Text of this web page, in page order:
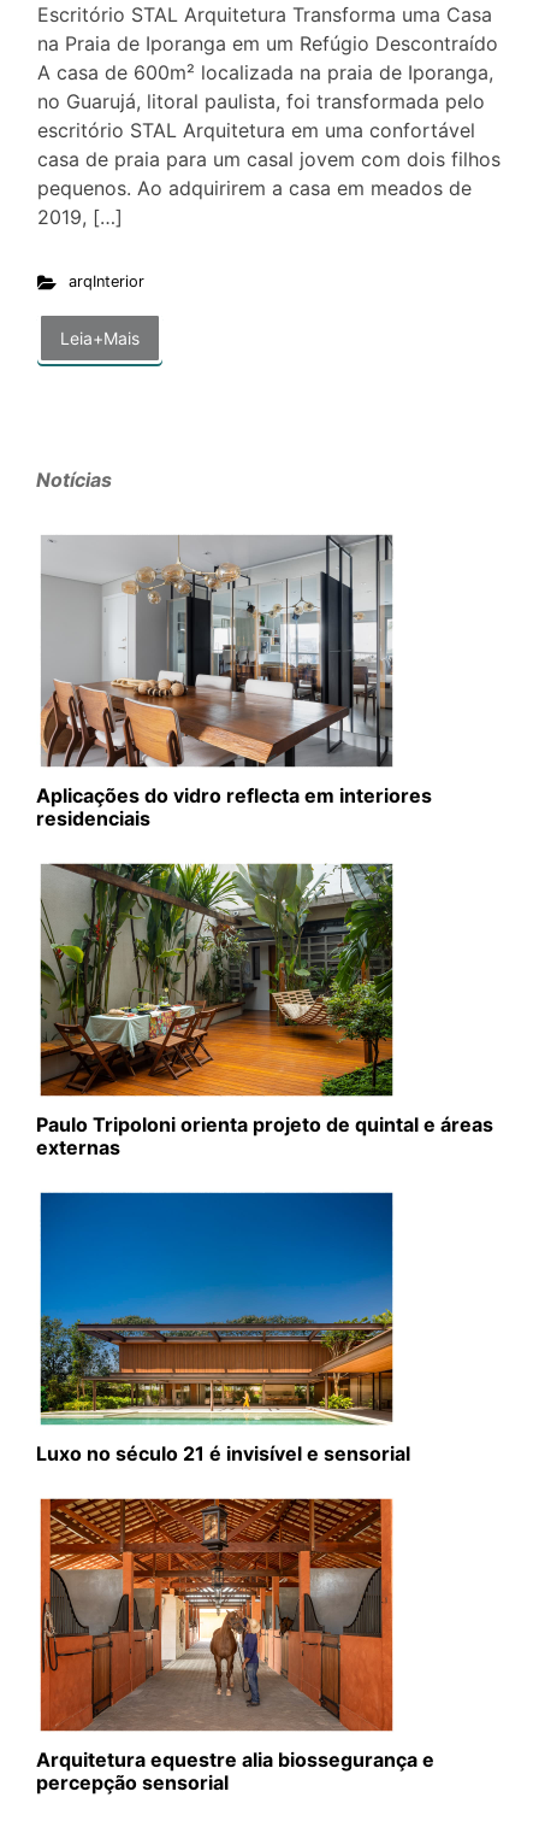
Escritório STAL Arquitetura Transforma uma Casa
na Praia de Iporanga em um Refúgio Descontraído
A casa de 600m² localizada na praia de Iporanga,
no Guarujá, litoral paulista, foi transformada pelo
escritório STAL Arquitetura em uma confortável
casa de praia para um casal jovem com dois filhos
pequenos. Ao adquirirem a casa em meados de
2019, […]
arqInterior
Leia+Mais
Notícias
Aplicações do vidro reflecta em interiores
residenciais
Paulo Tripoloni orienta projeto de quintal e áreas
externas
Luxo no século 21 é invisível e sensorial
Arquitetura equestre alia biossegurança e
percepção sensorial